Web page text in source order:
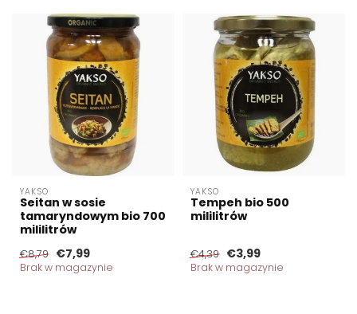
YAKSO
Seitan w sosie
tamaryndowym bio 700
mililitrów
€8,79 €7,99
Brak w magazynie
YAKSO
Tempeh bio 500
mililitrów
€4,39 €3,99
Brak w magazynie